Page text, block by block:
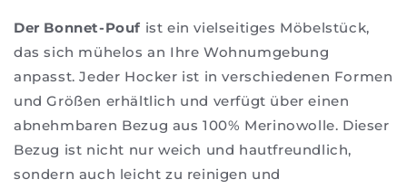
Der Bonnet-Pouf ist ein vielseitiges Möbelstück,
das sich mühelos an Ihre Wohnumgebung
anpasst. Jeder Hocker ist in verschiedenen Formen
und Größen erhältlich und verfügt über einen
abnehmbaren Bezug aus 100% Merinowolle. Dieser
Bezug ist nicht nur weich und hautfreundlich,
sondern auch leicht zu reinigen und